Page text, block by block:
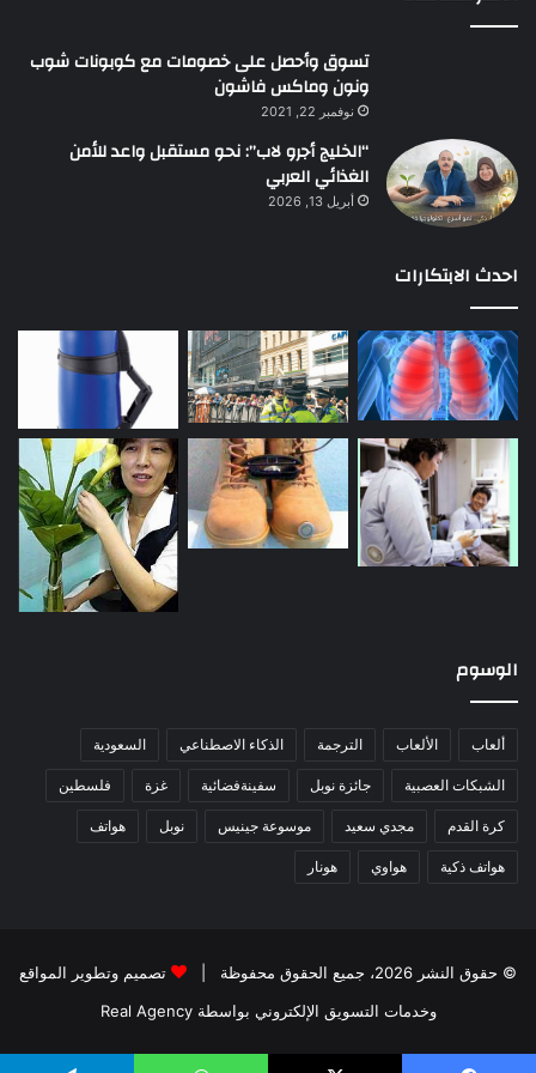
تسوق وأحصل على خصومات مع كوبونات شوب
ونون وماكس فاشون
نوفمبر 22, 2021
“الخليج أجرو لاب”: نحو مستقبل واعد للأمن
الغذائي العربي
أبريل 13, 2026
احدث الابتكارات
الوسوم
ألعاب الألعاب الترجمة الذكاء الاصطناعي السعودية
الشبكات العصبية جائزة نوبل سفينةفضائية غزة فلسطين
كرة القدم مجدي سعيد موسوعة جينيس نوبل هواتف
هواتف ذكية هواوي هونار
© حقوق النشر 2026، جميع الحقوق محفوظة |
تصميم وتطوير المواقع
وخدمات التسويق الإلكتروني بواسطة Real Agency